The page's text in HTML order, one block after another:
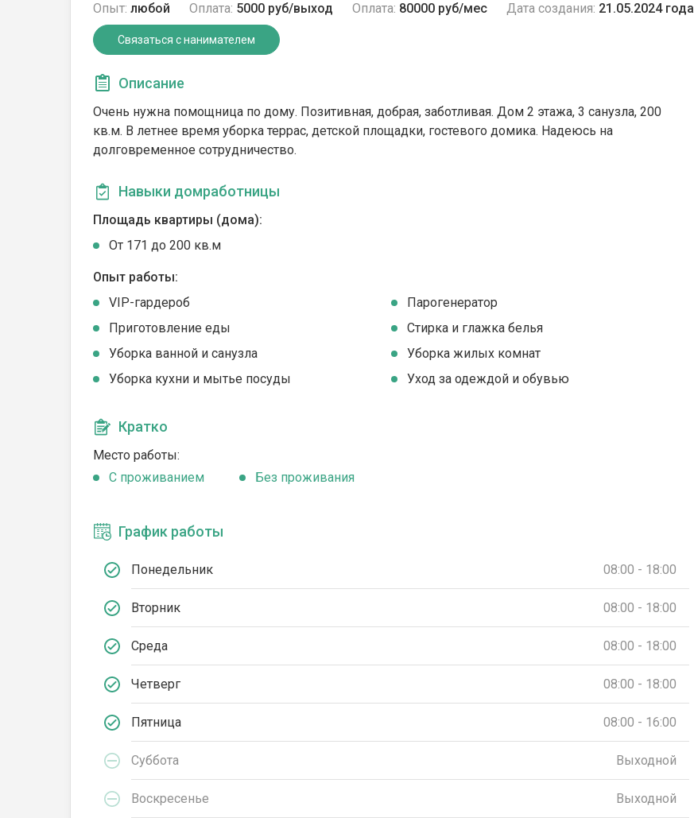
Опыт: любой Оплата: 5000 руб/выход Оплата: 80000 руб/мес Дата создания: 21.05.2024 года
Связаться с нанимателем
Описание
Очень нужна помощница по дому. Позитивная, добрая, заботливая. Дом 2 этажа, 3 санузла, 200
кв.м. В летнее время уборка террас, детской площадки, гостевого домика. Надеюсь на
долговременное сотрудничество.
Навыки домработницы
Площадь квартиры (дома):
От 171 до 200 кв.м
Опыт работы:
VIP-гардероб
Парогенератор
Приготовление еды
Стирка и глажка белья
Уборка ванной и санузла
Уборка жилых комнат
Уборка кухни и мытье посуды
Уход за одеждой и обувью
Кратко
Место работы:
C проживанием
Без проживания
График работы
Понедельник 08:00 - 18:00
Вторник 08:00 - 18:00
Среда 08:00 - 18:00
Четверг 08:00 - 18:00
Пятница 08:00 - 16:00
Суббота Выходной
Воскресенье Выходной